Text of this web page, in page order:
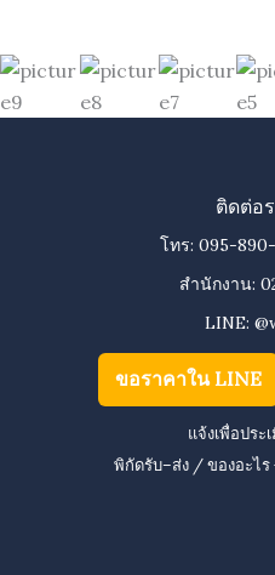
ติดต่อ
โทร: 095-
สำนักงาน:
LINE:
ขอราคาใน LINE
แจ้งเพื่อประ
พิกัดรับ–ส่ง / ของอะไ